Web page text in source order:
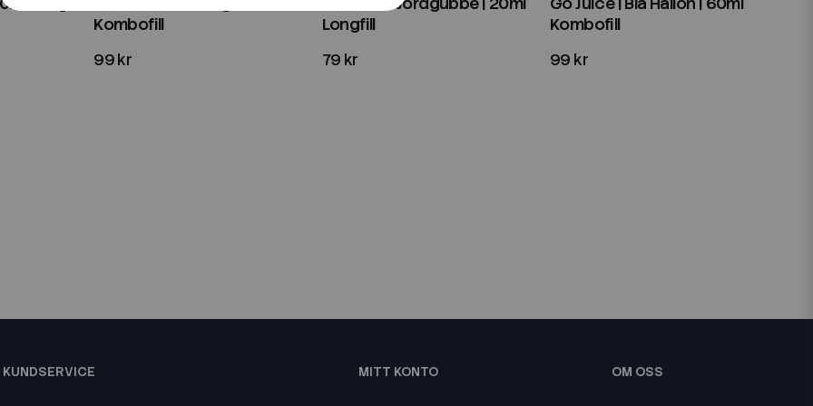
Kombofill
99 kr
Longfill
79 kr
Kombofill
99 kr
KUNDSERVICE MITT KONTO OM OSS